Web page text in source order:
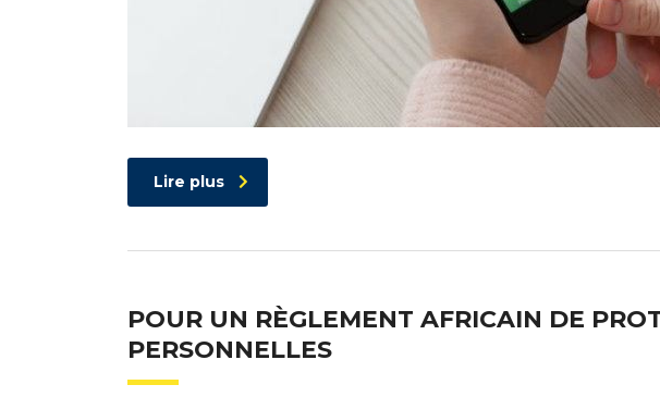
Lire plus
POUR UN RÈGLEMENT AFRICAIN DE
PERSONNELLES